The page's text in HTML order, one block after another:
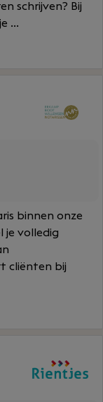
schrijven? Bij
...
binnen onze
je volledig
cliënten bij